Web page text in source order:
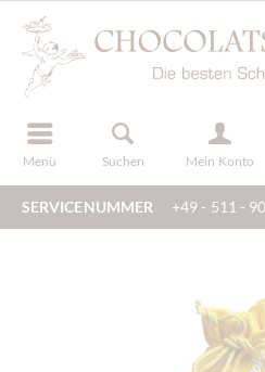
Menü Suchen Mein Konto
registrieren
SERVICENUMMER +49 - 511 -